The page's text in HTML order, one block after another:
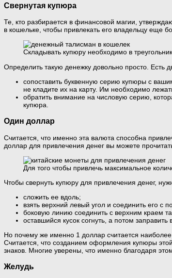
Свернутая купюра
Те, кто разбирается в финансовой магии,
в кошельке, чтобы привлекать его владельцу еще
Складывать купюру необходимо в
Определить такую денежку довольно просто. Есть
сопоставить буквенную серию купюры с
не кладите их на карту. Им необходимо
обратить внимание на числовую серию,
купюра.
Один доллар
Считается, что именно эта валюта способна
доллар для привлечения денег вы можете
Для того чтобы привлечь максимальное
Чтобы свернуть купюру для привлечения денег,
сложить ее вдоль;
взять верхний левый угол и соединить его с
боковую линию соединить с верхним краем
оставшийся кусок согнуть, а потом заправить
Но почему же именно 1 доллар считается
Считается, что созданием оформления купюры
знаков. Многие уверены, что именно благодаря
Желудь